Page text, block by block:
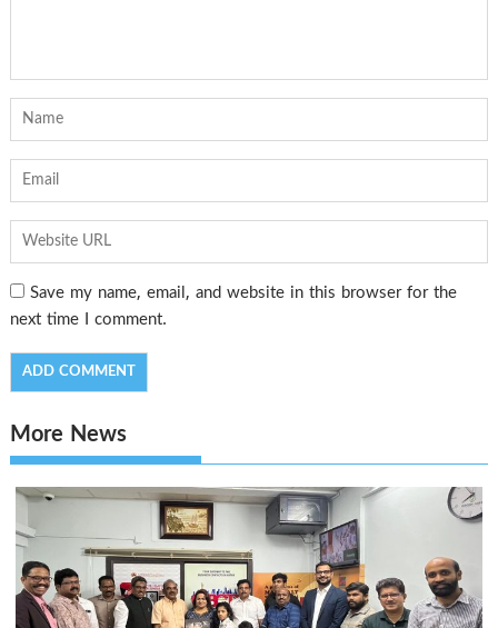
Save my name, email, and website in this browser for the
next time I comment.
More News